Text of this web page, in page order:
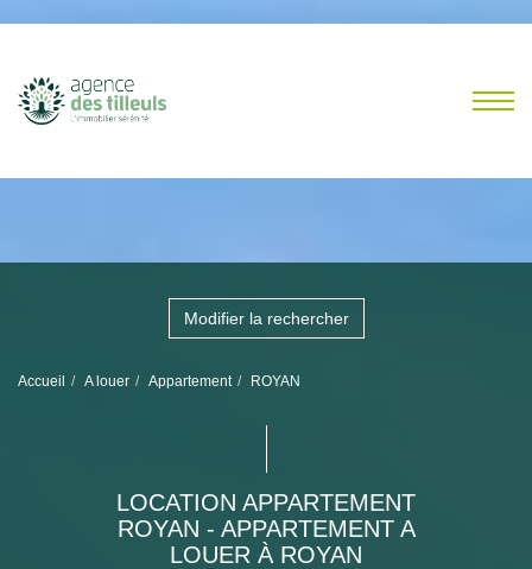
Modifier la rechercher
Accueil A louer Appartement ROYAN
LOCATION APPARTEMENT
ROYAN - APPARTEMENT A
LOUER À ROYAN